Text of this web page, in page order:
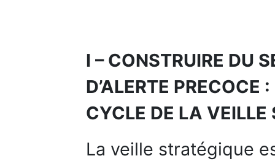
I – CONSTRUIRE DU
D’ALERTE PRECOCE
CYCLE DE LA VEILLE
La veille stratégique